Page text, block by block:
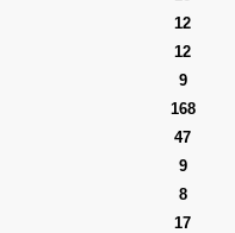
12
12
9
168
47
9
8
17